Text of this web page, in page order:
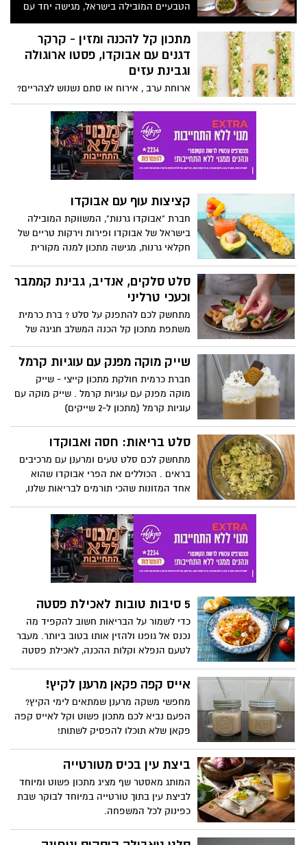
הטבעיים המובילה בישראל, מגישה יחד עם
השף קונדיטור מיקי שמו, מתכון מיוחד של
פנקוטת שוקולד לבן ברוטב פירות אקזוטיים
וקראמבלס שקדים. הפנקוטה בשילוב מיץ
תפוזים סחוט טבעי של פרימור, נהדרת כמנת
ביניים, לאירוח וכקינוח בארוחות חגיגיות.
מתכון קל להכנה ומזין - קרקר
דגנים עם אבוקדו, פסטו ארוגולה
וגבינת עזים
ארוחת ערב , אירוח או סתם נשנוש לצהריים?
המתכון הבא עונה בדיוק על הדרישות קל
להכנה במינימום זמן, ומזין. חברת כרמית
חולקת מתכון קל להכנה קרקר דגנים עם
אבוקדו, פסטו ארוגולה וגבינת עזים.
קציצות עוף עם אבוקדו
חברת "אבוקדו גרנות", המשווקת המובילה
בישראל של אבוקדו ופירות וירקות טריים של
חקלאי גרנות, מגישה מתכון למנה מקורית
אבוקדו! מתכון קל הכנה המשלב אבוקדו
במנה המתאימה כמנה עיקרית בארוחת
צהריים, ערב ובאירוח משפחתי. בתיאבון!
סלט סלקים, אנדיב, גבינת קממבר
וכעכי טרליני
מתחשק לכם להתפנק על סלט ? ברת כרמית
משתפת מתכון קל הכנה המשלב חגיגה של
טעמים – סלט של סלקים, אנדיב, גבינת
קממבר וכעכי טרליני.
שייק מוקה מפנק עם עוגיות קרמל
חברת כרמית חולקת מתכון קייצי - שייק
מוקה מפנק עם עוגיות קרמל . שייק מוקה עם
עוגיות קרמל (מתכון ל-2 שייקים)
סלט בריאות: חסה ואבוקדו
מתחשק לכם סלט טעים ומרענן עם מרכיבים
בראים . הכוללים את הפרי אבוקדו שהוא
אחד המזונות שהכי תורמים לבריאות שלנו,
חיוניות, הוא מכיל גם נוגדי רעלנים, מאזן את
רמת הסוכר, הכולסטרול והטריגליצרידים בגוף
שלנו, יש בו סיבים תזונתיים שנמסים במים
ומזינים את החיידקים הידידותיים שבמעיים.
לכן מומלץ לשלב אותו במגוון מתכונים. קבלו
5 סיבות טובות לאכילת פסטה
כדי לשמור על הבריאות חשוב להקפיד מה
נכנס אל גופנו ולהזין אותו בטוב ביותר. מעבר
לטעם הנפלא וקלות ההכנה, לאכילת פסטה
אייס קפה פקאן מרענן לקיץ!
מחפשי משקה מרענן שמתאים לימי הקיץ?
הפעם נביא לכם מתכון פשוט וקל לאייס קפה
פקאן שלא תוכלו להפסיק לשתות!
ביצת עין בכיס מטורטייה
המותג מאסטר שף מציג מתכון פשוט ומיוחד
לביצת עין בתוך טורטייה במיוחד לבוקר שבת
כפינוק לכל המשפחה.